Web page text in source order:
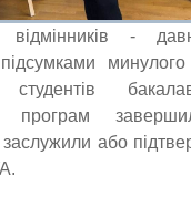
відмінників -
минулого
програм
заслужили або